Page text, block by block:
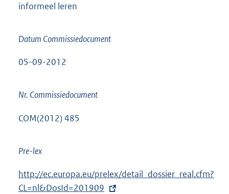
informeel leren
Datum Commissiedocument
05-09-2012
Nr. Commissiedocument
COM(2012) 485
Pre-lex
E
x
http://ec.europa.eu/prelex/detail_dossier_real.cfm?
CL=nl&DosId=201909